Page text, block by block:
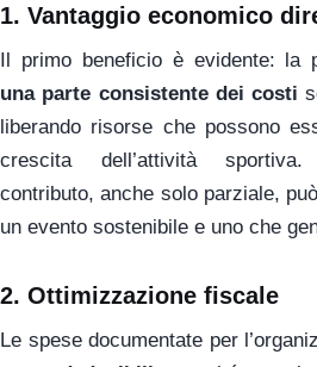
1. Vantaggio economico
Il primo beneficio è evidente: la
una parte consistente dei costi
liberando risorse che possono
crescita dell’attività sportiva.
contributo, anche solo parziale,
un evento sostenibile e uno che
2. Ottimizzazione fiscale
Le spese documentate per